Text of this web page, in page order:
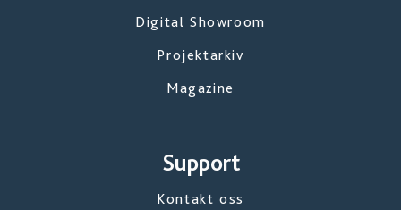
Digital Showroom
Projektarkiv
Magazine
Support
Kontakt oss